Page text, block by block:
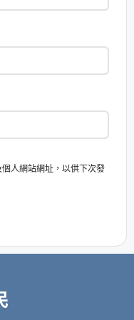
人網站網址，以供下次發